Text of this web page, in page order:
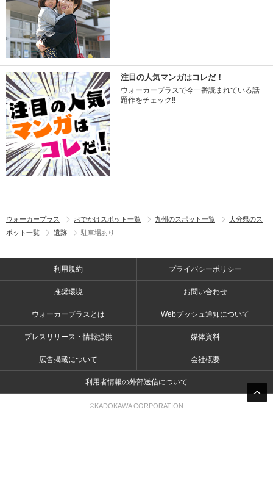
注目の人気マンガはコレだ！
ウォーカープラスで今一番読まれている話
題作をチェック!!
ウォーカープラス おでかけスポット一覧 九州のスポット一覧
大分県のス
ポット一覧
遺跡 駐車場あり
利用規約 プライバシーポリシー
推奨環境 お問い合わせ
ウォーカープラスとは Webプッシュ通知について
プレスリリース・情報提供 媒体資料
広告掲載について 会社概要
利用者情報の外部送信について
©KADOKAWA CORPORATION